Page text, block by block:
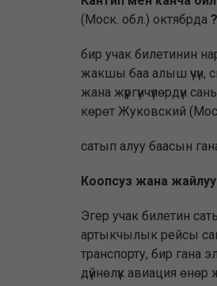
(Моск. обл.) октябрда ?
бир учак билетинин
жакшы баа алыш үчүн,
жана жүргүнчүлөрдүн
көрөт Жуковский
сатып алуу баасын
Коопсуз жана жайлуу
Эгер учак билетин
артыкчылык рейсы
транспорту, бир гана
дүйнөлүк авиация